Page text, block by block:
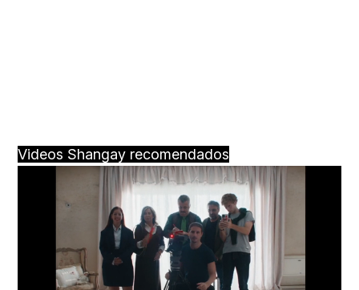
Videos Shangay recomendados